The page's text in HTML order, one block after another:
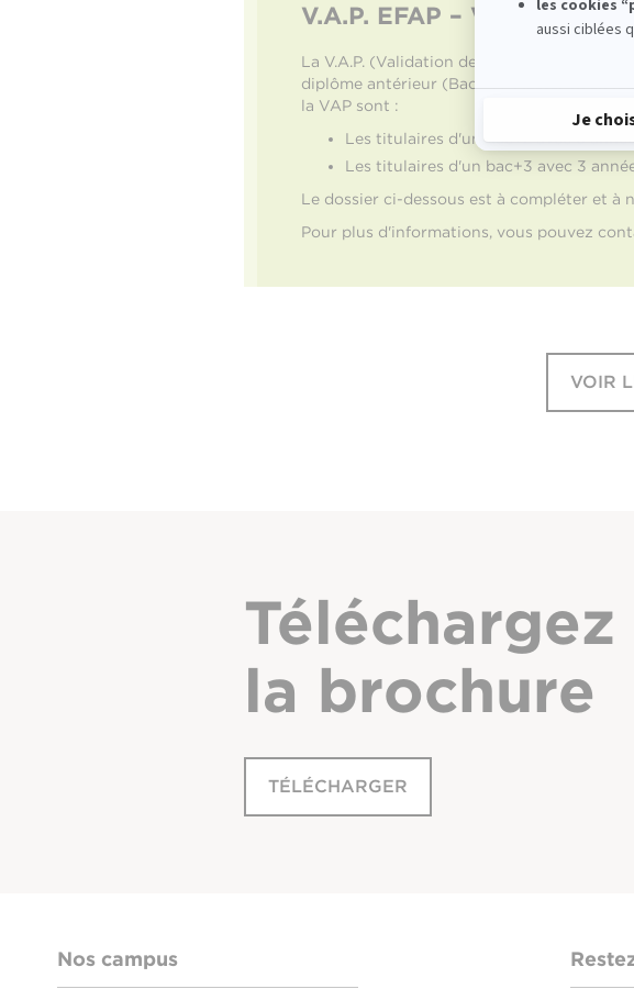
V.A.P. EFAP – Validation
La V.A.P. (Validation des Acquis
diplôme antérieur (Bac+4 / Master 1), en
la VAP sont :
Les titulaires d'un bac+2 avec 6
Les titulaires d'un bac+3 avec 3
Le dossier ci-dessous est à compléter et
Pour plus d'informations, vous pouvez
VOIR
Téléchargez
la brochure
TÉLÉCHARGER
Nos campus